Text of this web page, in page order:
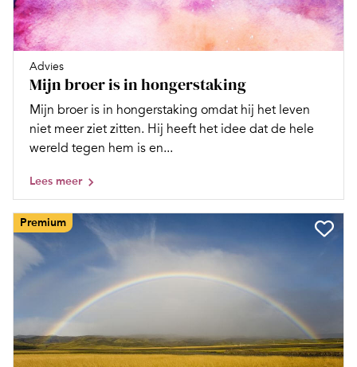
Advies
Mijn broer is in hongerstaking
Mijn broer is in hongerstaking omdat hij het leven
niet meer ziet zitten. Hij heeft het idee dat de hele
wereld tegen hem is en...
Lees meer
Premium